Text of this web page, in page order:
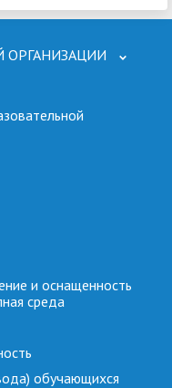
ОРГАНИЗАЦИИ
и оснащенность
среда
обучающихся